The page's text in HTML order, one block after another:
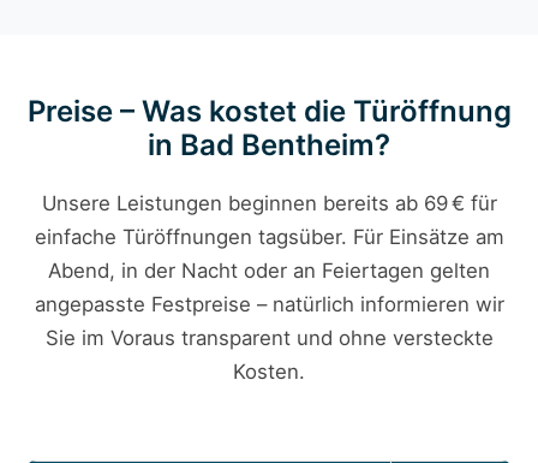
Preise – Was kostet die Türöffnung
in Bad Bentheim?
Unsere Leistungen beginnen bereits ab 69 € für
einfache Türöffnungen tagsüber. Für Einsätze am
Abend, in der Nacht oder an Feiertagen gelten
angepasste Festpreise – natürlich informieren wir
Sie im Voraus transparent und ohne versteckte
Kosten.